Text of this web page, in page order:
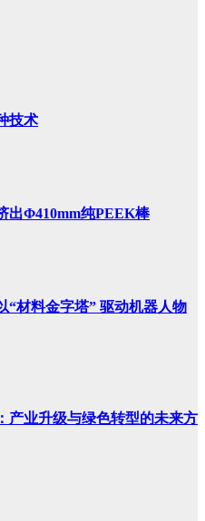
技术
出Φ410mm纯PEEK棒
“材料金字塔” 驱动机器人物
产业升级与绿色转型的未来方